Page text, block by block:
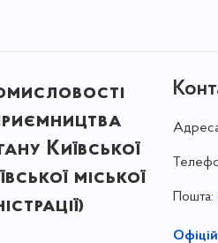
Київської
міської
Пошта: